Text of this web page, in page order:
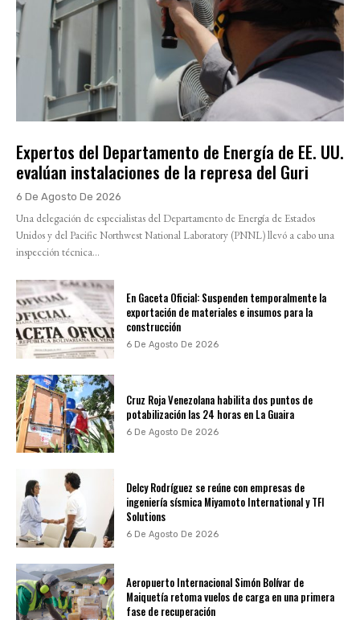
Expertos del Departamento de Energía de EE. UU.
evalúan instalaciones de la represa del Guri
6 De Agosto De 2026
Una delegación de especialistas del Departamento de Energía de Estados
Unidos y del Pacific Northwest National Laboratory (PNNL) llevó a cabo una
inspección técnica...
En Gaceta Oficial: Suspenden temporalmente la
exportación de materiales e insumos para la
construcción
6 De Agosto De 2026
Cruz Roja Venezolana habilita dos puntos de
potabilización las 24 horas en La Guaira
6 De Agosto De 2026
Delcy Rodríguez se reúne con empresas de
ingeniería sísmica Miyamoto International y TFI
Solutions
6 De Agosto De 2026
Aeropuerto Internacional Simón Bolívar de
Maiquetía retoma vuelos de carga en una primera
fase de recuperación